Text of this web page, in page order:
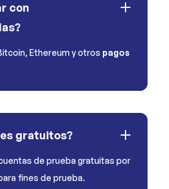
con
Ethereum y otros pagos
gratuitos?
de prueba gratuitas por
fines de prueba.